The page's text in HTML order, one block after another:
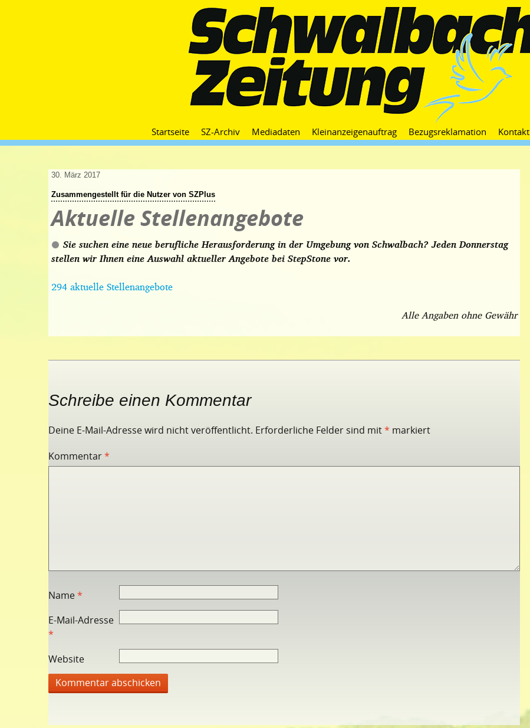
Zum
Inhalt
Startseite SZ-Archiv Mediadaten Kleinanzeigenauftrag Bezugsreklamation Kontakt
30. März 2017
Zusammengestellt für die Nutzer von SZPlus
Aktuelle Stellenangebote
Sie suchen eine neue berufliche Herausforderung in der Umgebung von Schwalbach? Jeden Donnerstag
stellen wir Ihnen eine Auswahl aktueller Angebote bei StepStone vor.
294 aktuelle Stellenangebote
Alle Angaben ohne Gewähr
Schreibe einen Kommentar
Deine E-Mail-Adresse wird nicht veröffentlicht. Erforderliche Felder sind mit* markiert
Kommentar*
Name*
E-Mail-Adresse
*
Website